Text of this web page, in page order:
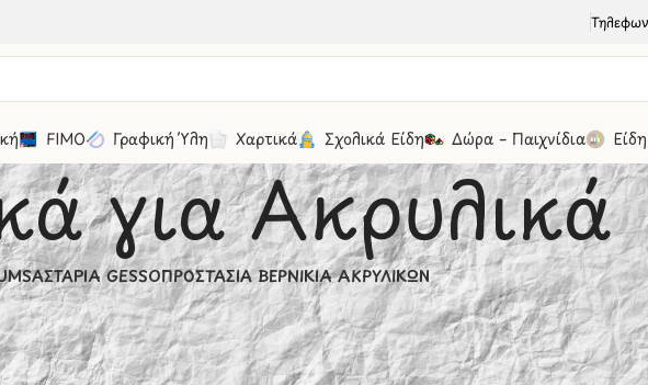
FIMO Γραφική Ύλη Χαρτικά Σχολικά Είδη Δώρα – Παιχνίδια
για Ακρυλικά
ΑΣΤΆΡΙΑ GESSOΠΡΟΣΤΑΣΊΑ ΒΕΡΝΊΚΙΑ ΑΚΡΥΛΙΚΏΝ
/Ακρυλικά/Βοηθητικά για Ακρυλικά
100